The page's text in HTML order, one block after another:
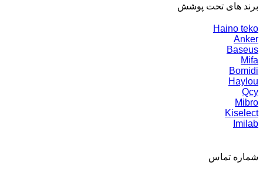
برند های تحت پوشش
Haino teko
Anker
Baseus
Mifa
Bomidi
Haylou
Qcy
Mibro
Kiselect
Imilab
شماره تماس